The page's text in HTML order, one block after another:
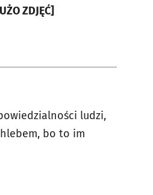
ZDJĘĆ]
ludzi,
bo to im